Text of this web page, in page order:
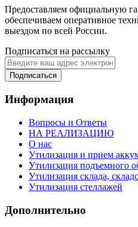
Предоставляем официальную
обеспечиваем оперативное
выездом по всей России.
Подписаться на рассылку
Подписаться
Информация
Вопросы и Ответы
НА РЕАЛИЗАЦИЮ
О нас
Утилизация и прием
Утилизация подъемного
Утилизация склада,
Утилизация стеллажей
Дополнительно